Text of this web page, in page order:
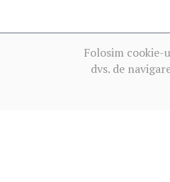
Folosim
dvs. de